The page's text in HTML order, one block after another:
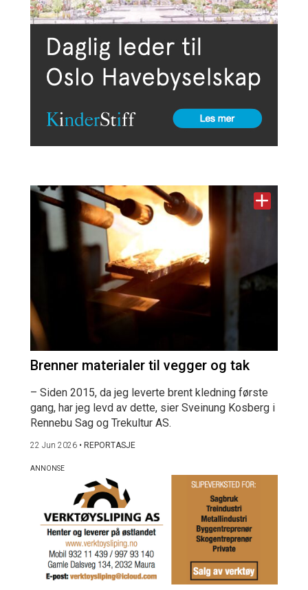
Brenner materialer til vegger og tak
– Siden 2015, da jeg leverte brent kledning første
gang, har jeg levd av dette, sier Sveinung Kosberg i
Rennebu Sag og Trekultur AS.
22 Jun 2026 • REPORTASJE